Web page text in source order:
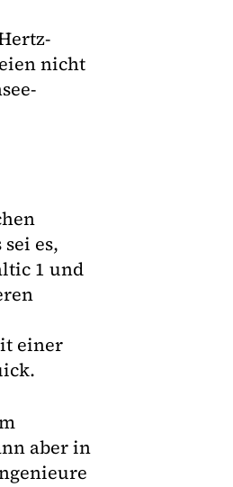
nicht
es,
1 und
einer
aber in